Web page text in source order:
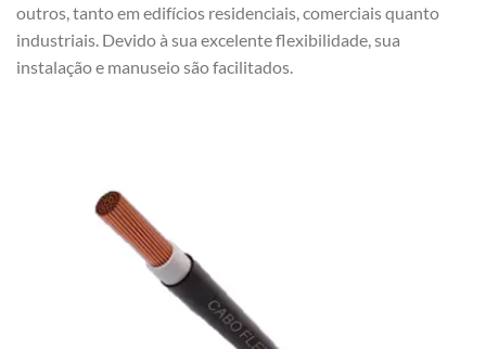
outros, tanto em edifícios residenciais, comerciais quanto
industriais. Devido à sua excelente flexibilidade, sua
instalação e manuseio são facilitados.